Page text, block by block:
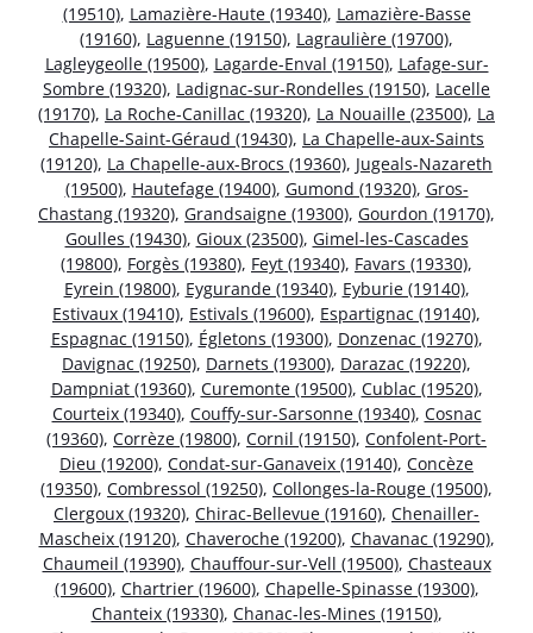
(19510), Lamazière-Haute (19340), Lamazière-Basse
(19160), Laguenne (19150), Lagraulière (19700),
Lagleygeolle (19500), Lagarde-Enval (19150), Lafage-sur-
Sombre (19320), Ladignac-sur-Rondelles (19150), Lacelle
(19170), La Roche-Canillac (19320), La Nouaille (23500), La
Chapelle-Saint-Géraud (19430), La Chapelle-aux-Saints
(19120), La Chapelle-aux-Brocs (19360), Jugeals-Nazareth
(19500), Hautefage (19400), Gumond (19320), Gros-
Chastang (19320), Grandsaigne (19300), Gourdon (19170),
Goulles (19430), Gioux (23500), Gimel-les-Cascades
(19800), Forgès (19380), Feyt (19340), Favars (19330),
Eyrein (19800), Eygurande (19340), Eyburie (19140),
Estivaux (19410), Estivals (19600), Espartignac (19140),
Espagnac (19150), Égletons (19300), Donzenac (19270),
Davignac (19250), Darnets (19300), Darazac (19220),
Dampniat (19360), Curemonte (19500), Cublac (19520),
Courteix (19340), Couffy-sur-Sarsonne (19340), Cosnac
(19360), Corrèze (19800), Cornil (19150), Confolent-Port-
Dieu (19200), Condat-sur-Ganaveix (19140), Concèze
(19350), Combressol (19250), Collonges-la-Rouge (19500),
Clergoux (19320), Chirac-Bellevue (19160), Chenailler-
Mascheix (19120), Chaveroche (19200), Chavanac (19290),
Chaumeil (19390), Chauffour-sur-Vell (19500), Chasteaux
(19600), Chartrier (19600), Chapelle-Spinasse (19300),
Chanteix (19330), Chanac-les-Mines (19150),